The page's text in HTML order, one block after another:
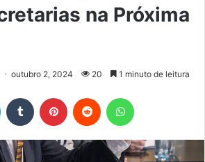
na Próxima
outubro 2, 2024 20 1 minuto de leitura
Linkedin Tumblr Pinterest Reddit